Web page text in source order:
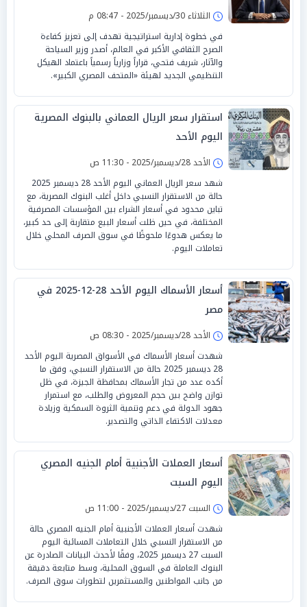
الثلاثاء 30/ديسمبر/2025 - 08:47 م
في خطوة إدارية استراتيجية تهدف إلى تعزيز كفاءة
الصرح الثقافي الأكبر في العالم، أصدر وزير السياحة
والآثار، شريف فتحي، قراراً وزارياً رسمياً باعتماد الهيكل
التنظيمي الجديد لهيئة «المتحف المصري الكبير».
استقرار سعر الريال العماني بالبنوك المصرية
اليوم الأحد
الأحد 28/ديسمبر/2025 - 11:30 ص
شهد سعر الريال العماني اليوم الأحد 28 ديسمبر 2025
حالة من الاستقرار النسبي داخل أغلب البنوك المصرية، مع
تباين محدود في أسعار الشراء بين المؤسسات المصرفية
المختلفة، في حين ظلت أسعار البيع متقاربة إلى حد كبير،
ما يعكس هدوءًا ملحوظًا في سوق الصرف المحلي خلال
تعاملات اليوم.
أسعار الأسماك اليوم الأحد 28-12-2025 في
مصر
الأحد 28/ديسمبر/2025 - 08:30 ص
شهدت أسعار الأسماك في الأسواق المصرية اليوم الأحد
28 ديسمبر 2025 حالة من الاستقرار النسبي، وفق ما
أكده عدد من تجار الأسماك بمحافظة الجيزة، في ظل
توازن واضح بين حجم المعروض والطلب، مع استمرار
جهود الدولة في دعم وتنمية الثروة السمكية وزيادة
معدلات الاكتفاء الذاتي والتصدير.
أسعار العملات الأجنبية أمام الجنيه المصري
اليوم السبت
السبت 27/ديسمبر/2025 - 11:00 ص
شهدت أسعار العملات الأجنبية أمام الجنيه المصري حالة
من الاستقرار النسبي خلال التعاملات المسائية اليوم
السبت 27 ديسمبر 2025، وفقًا لأحدث البيانات الصادرة عن
البنوك العاملة في السوق المحلية، وسط متابعة دقيقة
من جانب المواطنين والمستثمرين لتطورات سوق الصرف.